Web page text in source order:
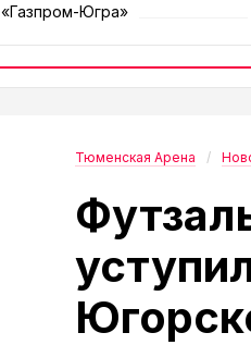
«Газпром-Югра»
Тюменская Арена